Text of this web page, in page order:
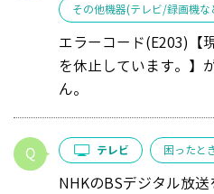
その他機器(テレビ/録画機な
エラーコード(E203)【
を休止しています。】
ん。
テレビ 困ったと
NHKのBSデジタル放